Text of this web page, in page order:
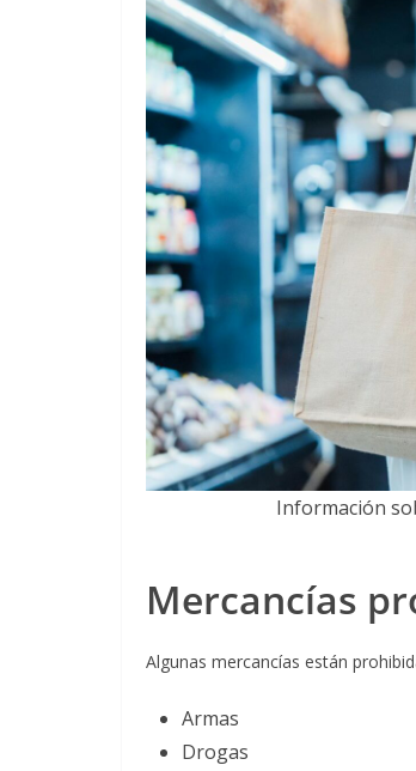
Información
Mercancías
Algunas mercancías están
Armas
Drogas